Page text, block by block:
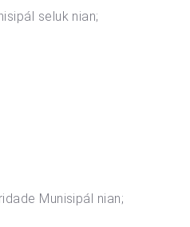
seluk nian;
Munisipál nian;